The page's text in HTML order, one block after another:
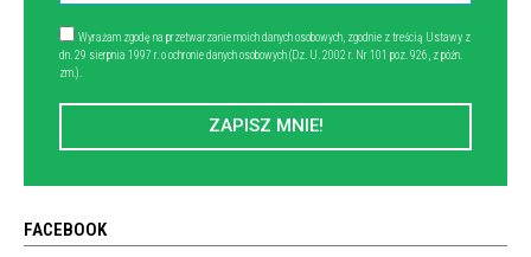
Wyrażam zgodę na przetwarzanie moich danych osobowych, zgodnie z treścią Ustawy z
dn. 29 sierpnia 1997 r. o ochronie danych osobowych (Dz. U. 2002 r. Nr 101 poz. 926, z późn.
zm.).
ZAPISZ MNIE!
FACEBOOK